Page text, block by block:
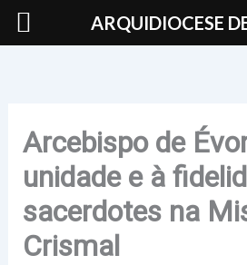
Skip
Arcebispo de
unidade e à
sacerdotes na
Crismal
ARQUIDIOCESE